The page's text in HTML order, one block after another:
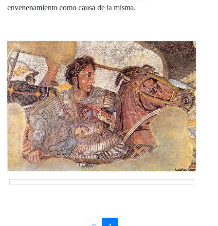
envenenamiento como causa de la misma.